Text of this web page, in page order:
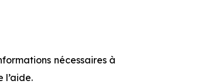
nécessaires à
l’aide.